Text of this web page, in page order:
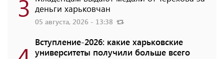
3 деньги харьковчан
05 августа, 2026 - 13:38
Вступление-2026: какие харьковские
университеты получили больше всего